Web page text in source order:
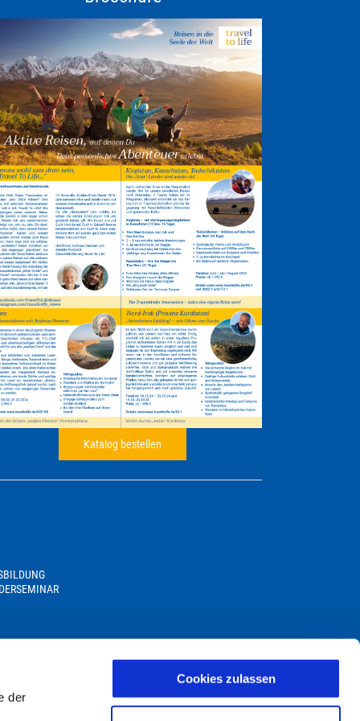
der
Cookies zulassen
Katalog bestellen